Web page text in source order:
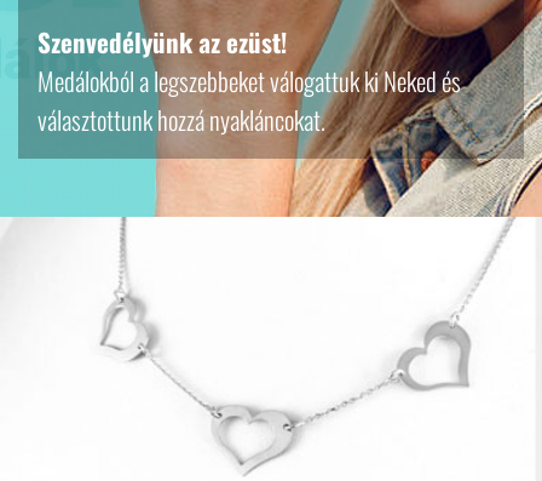
Szenvedélyünk az ezüst!
Medálokból a legszebbeket válogattuk ki Neked és
választottunk hozzá nyakláncokat.